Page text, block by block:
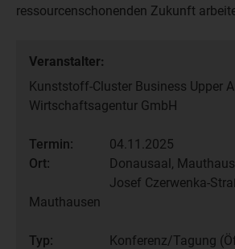
ressourcenschonenden Zukunft
Veranstalter:
Kunststoff-Cluster Business Upper
Wirtschaftsagentur GmbH
Termin:
04.11.2025
Ort:
Donausaal,
Josef Czerwenka-
Mauthausen
Typ:
Konferenz/Tagung